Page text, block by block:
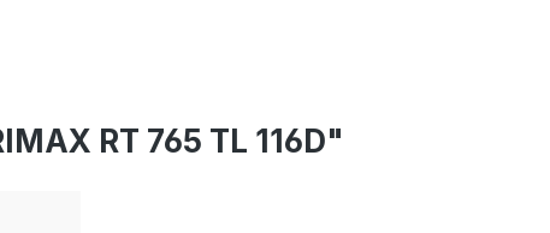
RT 765 TL 116D"